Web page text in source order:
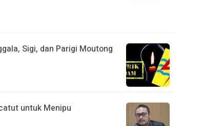
Sigi, dan Parigi Moutong
untuk Menipu